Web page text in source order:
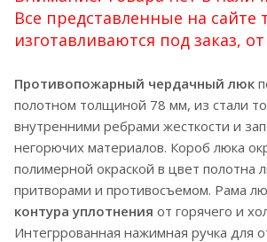
Все представленные на сайте
изготавливаются под заказ,
Противопожарный чердачный люк
полотном толщиной 78 мм, из стали
внутренними ребрами жесткости и
негорючих материалов. Короб люка
полимерной окраской в цвет полотна
притворами и противосъемом. Рама
контура уплотнения от горячего и
Интегррованная нажимная ручка для